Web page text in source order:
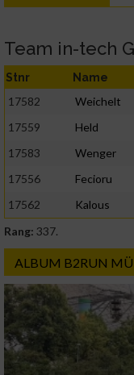
Team in-tech
Stnr Name
17582 Weichelt
17559
Held
17583
Wenger
17556
Fecioru
17562
Kalous
Rang: 337.
ALBUM B2RUN